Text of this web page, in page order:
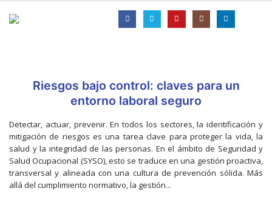
Riesgos bajo control: claves para un
entorno laboral seguro
Detectar, actuar, prevenir. En todos los sectores, la identificación y
mitigación de riesgos es una tarea clave para proteger la vida, la
salud y la integridad de las personas. En el ámbito de Seguridad y
Salud Ocupacional (SYSO), esto se traduce en una gestión proactiva,
transversal y alineada con una cultura de prevención sólida. Más
allá del cumplimiento normativo, la gestión...